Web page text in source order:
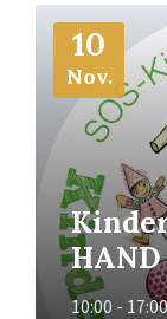
10
Nov.
HAND
10:00 -
Mehr